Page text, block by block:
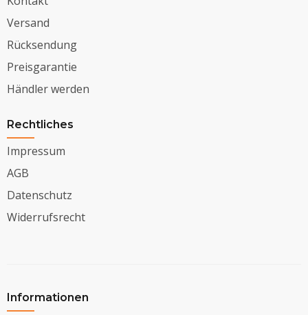
Versand
Rücksendung
Preisgarantie
Händler werden
Rechtliches
Impressum
AGB
Datenschutz
Widerrufsrecht
Informationen